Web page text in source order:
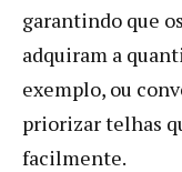
garantindo que
adquiram a
exemplo, ou
priorizar telhas
facilmente.